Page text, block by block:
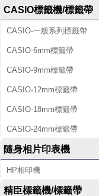
CASIO標籤機/標籤帶
CASIO-一般系列標籤帶
CASIO-6mm標籤帶
CASIO-9mm標籤帶
CASIO-12mm標籤帶
CASIO-18mm標籤帶
CASIO-24mm標籤帶
隨身相片印表機
HP相印機
精臣標籤機/標籤帶